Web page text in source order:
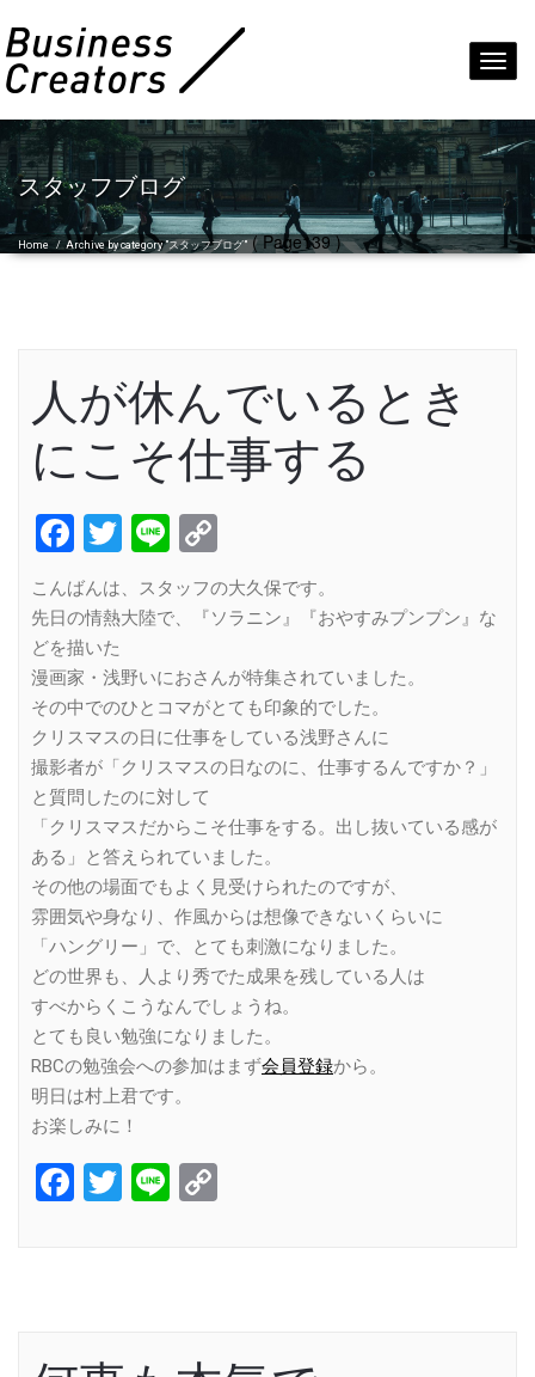
スタッフブログ
Home /Archive by category "スタッフブログ"( Page139 )
人が休んでいるとき
にこそ仕事する
Facebook
Twitter
Line
Link
こんばんは、スタッフの大久保です。
先日の情熱大陸で、『ソラニン』『おやすみプンプン』な
どを描いた
漫画家・浅野いにおさんが特集されていました。
その中でのひとコマがとても印象的でした。
クリスマスの日に仕事をしている浅野さんに
撮影者が「クリスマスの日なのに、仕事するんですか？」
と質問したのに対して
「クリスマスだからこそ仕事をする。出し抜いている感が
ある」と答えられていました。
その他の場面でもよく見受けられたのですが、
雰囲気や身なり、作風からは想像できないくらいに
「ハングリー」で、とても刺激になりました。
どの世界も、人より秀でた成果を残している人は
すべからくこうなんでしょうね。
とても良い勉強になりました。
RBCの勉強会への参加はまず会員登録から。
明日は村上君です。
お楽しみに！
Facebook
Twitter
Line